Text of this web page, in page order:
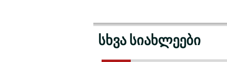
სხვა სიახლეები